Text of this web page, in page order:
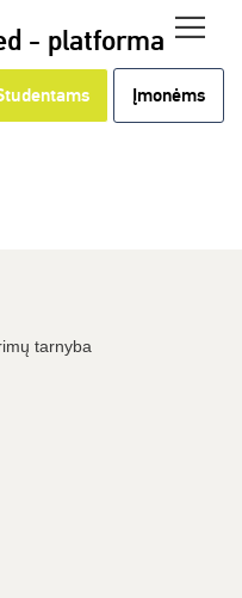
- platforma
Įmonėms
tarnyba